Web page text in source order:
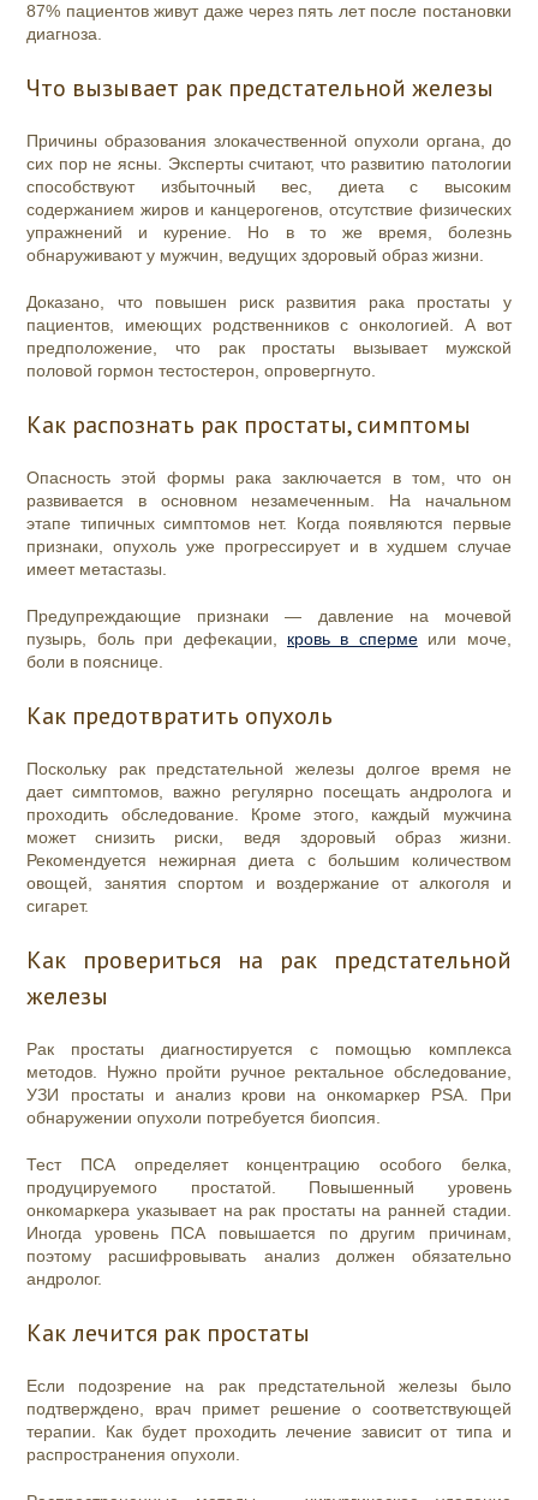
87% пациентов живут даже через пять лет после постановки
диагноза.
Что вызывает рак предстательной железы
Причины образования злокачественной опухоли органа, до
сих пор не ясны. Эксперты считают, что развитию патологии
способствуют избыточный вес, диета с высоким
содержанием жиров и канцерогенов, отсутствие физических
упражнений и курение. Но в то же время, болезнь
обнаруживают у мужчин, ведущих здоровый образ жизни.
Доказано, что повышен риск развития рака простаты у
пациентов, имеющих родственников с онкологией. А вот
предположение, что рак простаты вызывает мужской
половой гормон тестостерон, опровергнуто.
Как распознать рак простаты, симптомы
Опасность этой формы рака заключается в том, что он
развивается в основном незамеченным. На начальном
этапе типичных симптомов нет. Когда появляются первые
признаки, опухоль уже прогрессирует и в худшем случае
имеет метастазы.
Предупреждающие признаки — давление на мочевой
пузырь, боль при дефекации, кровь в спермеили моче,
боли в пояснице.
Как предотвратить опухоль
Поскольку рак предстательной железы долгое время не
дает симптомов, важно регулярно посещать андролога и
проходить обследование. Кроме этого, каждый мужчина
может снизить риски, ведя здоровый образ жизни.
Рекомендуется нежирная диета с большим количеством
овощей, занятия спортом и воздержание от алкоголя и
сигарет.
Как провериться на рак предстательной
железы
Рак простаты диагностируется с помощью комплекса
методов. Нужно пройти ручное ректальное обследование,
УЗИ простаты и анализ крови на онкомаркер PSA. При
обнаружении опухоли потребуется биопсия.
Тест ПСА определяет концентрацию особого белка,
продуцируемого простатой. Повышенный уровень
онкомаркера указывает на рак простаты на ранней стадии.
Иногда уровень ПСА повышается по другим причинам,
поэтому расшифровывать анализ должен обязательно
андролог.
Как лечится рак простаты
Если подозрение на рак предстательной железы было
подтверждено, врач примет решение о соответствующей
терапии. Как будет проходить лечение зависит от типа и
распространения опухоли.